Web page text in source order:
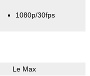
1080p/30fps
Le Max